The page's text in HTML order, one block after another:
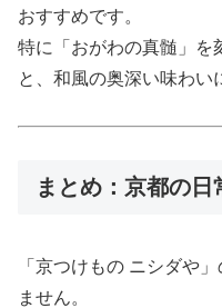
おすすめです。
特に「おがわの真髄」を
と、和風の奥深い味わい
まとめ：京都の日
「京つけもの ニシダや
ません。